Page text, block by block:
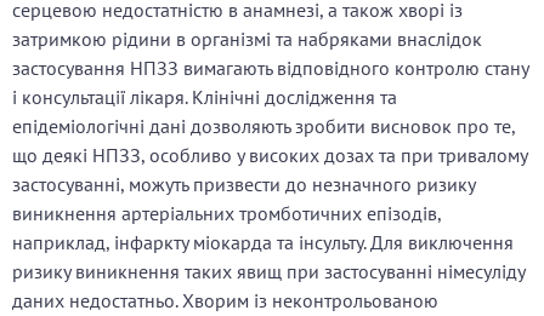
серцевою недостатністю в анамнезі, а також хворі із
затримкою рідини в організмі та набряками внаслідок
застосування НПЗЗ вимагають відповідного контролю стану
і консультації лікаря. Клінічні дослідження та
епідеміологічні дані дозволяють зробити висновок про те,
що деякі НПЗЗ, особливо у високих дозах та при тривалому
застосуванні, можуть призвести до незначного ризику
виникнення артеріальних тромботичних епізодів,
наприклад, інфаркту міокарда та інсульту. Для виключення
ризику виникнення таких явищ при застосуванні німесуліду
даних недостатньо. Хворим із неконтрольованою